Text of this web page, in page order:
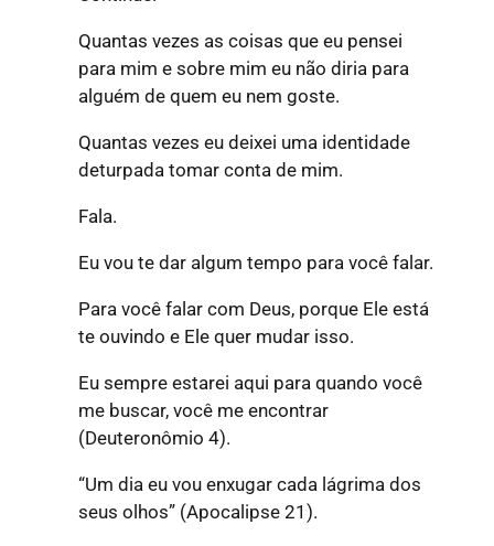
Quantas vezes as coisas que eu pensei
para mim e sobre mim eu não diria para
alguém de quem eu nem goste.
Quantas vezes eu deixei uma identidade
deturpada tomar conta de mim.
Fala.
Eu vou te dar algum tempo para você falar.
Para você falar com Deus, porque Ele está
te ouvindo e Ele quer mudar isso.
Eu sempre estarei aqui para quando você
me buscar, você me encontrar
(Deuteronômio 4).
“Um dia eu vou enxugar cada lágrima dos
seus olhos”(Apocalipse 21).